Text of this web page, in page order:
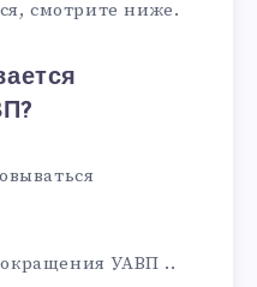
смотрите ниже.
УАВП ..